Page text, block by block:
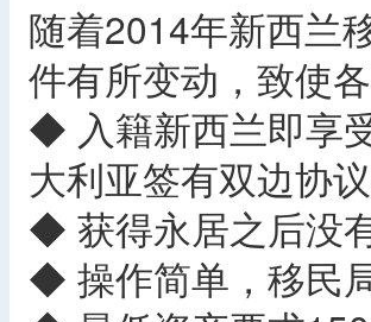
随着2014年新西兰
件有所变动，致使
◆ 入籍新西兰即享
大利亚签有双边协
◆ 获得永居之后没
◆ 操作简单，移民